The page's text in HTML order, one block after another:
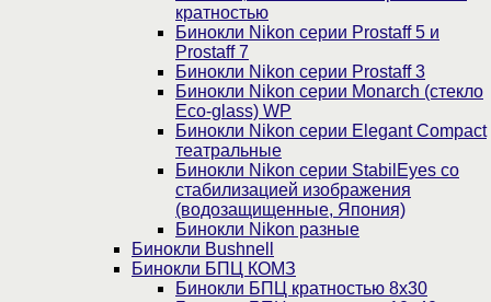
кратностью
Бинокли Nikon серии Prostaff 5 и
Prostaff 7
Бинокли Nikon серии Prostaff 3
Бинокли Nikon серии Monarch (стекло
Eco-glass) WP
Бинокли Nikon серии Elegant Compact
театральные
Бинокли Nikon серии StabilEyes со
стабилизацией изображения
(водозащищенные, Япония)
Бинокли Nikon разные
Бинокли Bushnell
Бинокли БПЦ КОМЗ
Бинокли БПЦ кратностью 8х30